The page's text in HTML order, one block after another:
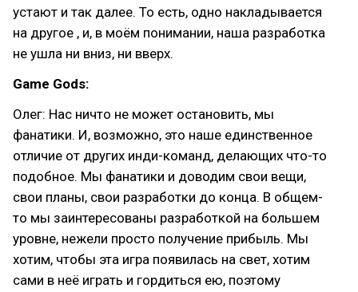
устают и так далее. То есть, одно накладывается
на другое , и, в моём понимании, наша разработка
не ушла ни вниз, ни вверх.
Game Gods:
Олег: Нас ничто не может остановить, мы
фанатики. И, возможно, это наше единственное
отличие от других инди-команд, делающих что-то
подобное. Мы фанатики и доводим свои вещи,
свои планы, свои разработки до конца. В общем-
то мы заинтересованы разработкой на большем
уровне, нежели просто получение прибыль. Мы
хотим, чтобы эта игра появилась на свет, хотим
сами в неё играть и гордиться ею, поэтому